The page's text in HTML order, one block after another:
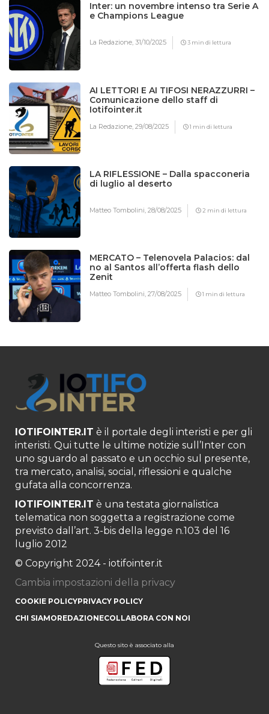
Inter: un novembre intenso tra Serie A
e Champions League
La Redazione,31/10/2025 3 min di lettura
AI LETTORI E AI TIFOSI NERAZZURRI –
Comunicazione dello staff di
Iotifointer.it
La Redazione,29/08/2025 1 min di lettura
LA RIFLESSIONE – Dalla spacconeria
di luglio al deserto
Matteo Tombolini,28/08/2025 2 min di lettura
MERCATO – Telenovela Palacios: dal
no al Santos all’offerta flash dello
Zenit
Matteo Tombolini,27/08/2025 1 min di lettura
IOTIFOINTER.IT è il portale degli interisti e per gli
interisti. Qui tutte le ultime notizie sull’Inter con
uno sguardo al passato e un occhio sul presente,
tra mercato, analisi, social, riflessioni e qualche
gufata alla concorrenza.
IOTIFOINTER.IT è una testata giornalistica
telematica non soggetta a registrazione come
previsto dall’art. 3-bis della legge n.103 del 16
luglio 2012
© Copyright 2024 - iotifointer.it
Cambia impostazioni della privacy
COOKIE POLICYPRIVACY POLICY
CHI SIAMOREDAZIONECOLLABORA CON NOI
Questo sito è associato alla